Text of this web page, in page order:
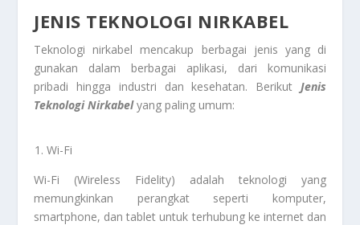
JENIS TEKNOLOGI NIRKABEL
Teknologi nirkabel mencakup berbagai jenis yang di
gunakan dalam berbagai aplikasi, dari komunikasi
pribadi hingga industri dan kesehatan. Berikut Jenis
Teknologi Nirkabelyang paling umum:
Wi-Fi
Wi-Fi (Wireless Fidelity) adalah teknologi yang
memungkinkan perangkat seperti komputer,
smartphone, dan tablet untuk terhubung ke internet dan